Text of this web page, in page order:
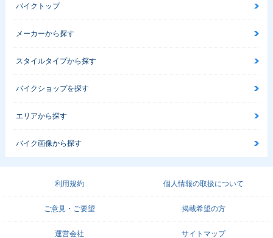
バイクトップ
メーカーから探す
スタイルタイプから探す
バイクショップを探す
エリアから探す
バイク画像から探す
利用規約 個人情報の取扱について
ご意見・ご要望 掲載希望の方
運営会社 サイトマップ